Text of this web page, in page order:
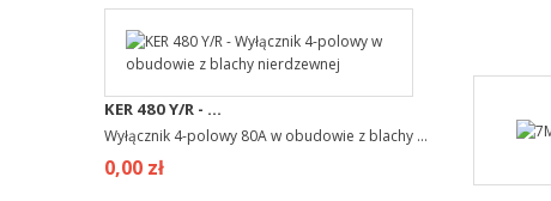
KER 480 Y/R - ...
Wyłącznik 4-polowy 80A w obudowie z blachy ...
0,00 zł